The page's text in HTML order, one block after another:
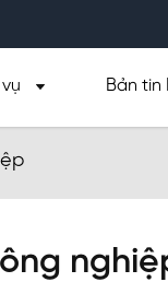
Bản tin